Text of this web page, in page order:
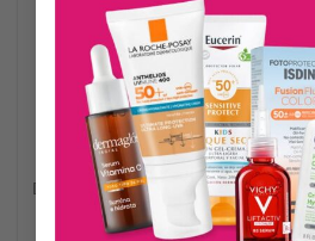
DISNEY BELLA ESPUMA DE
BAÑO x250ML